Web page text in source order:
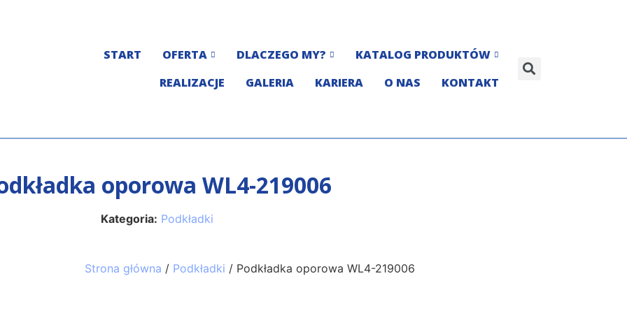
START OFERTA DLACZEGO MY?
KATALOG PRODUKTÓW
REALIZACJE
GALERIA KARIERA O NAS KONTAKT
oporowa WL4-219006
Kategoria: Podkładki
Strona główna / Podkładki / Podkładka oporowa WL4-219006